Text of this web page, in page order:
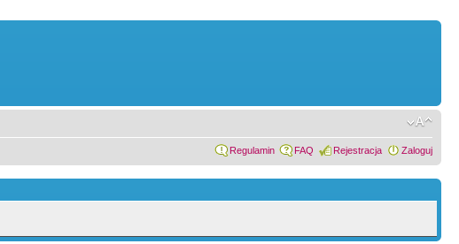
Regulamin FAQ Rejestracja Zaloguj